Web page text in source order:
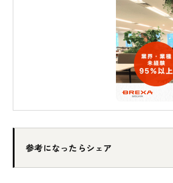
参考になったらシェア